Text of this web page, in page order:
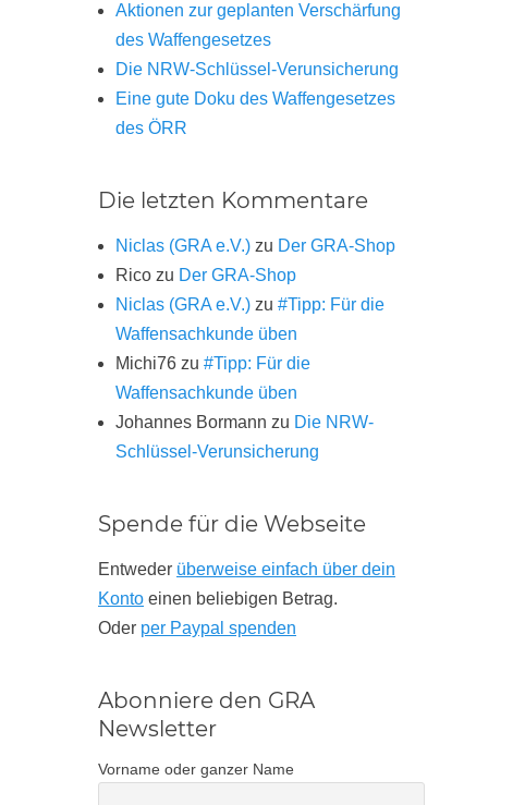
Aktionen zur geplanten Verschärfung
des Waffengesetzes
Die NRW-Schlüssel-Verunsicherung
Eine gute Doku des Waffengesetzes
des ÖRR
Die letzten Kommentare
Niclas (GRA e.V.) zu Der GRA-Shop
Rico zu Der GRA-Shop
Niclas (GRA e.V.) zu #Tipp: Für die
Waffensachkunde üben
Michi76 zu #Tipp: Für die
Waffensachkunde üben
Johannes Bormann zu Die NRW-
Schlüssel-Verunsicherung
Spende für die Webseite
Entweder überweise einfach über dein
Konto einen beliebigen Betrag.
Oder per Paypal spenden
Abonniere den GRA
Newsletter
Vorname oder ganzer Name